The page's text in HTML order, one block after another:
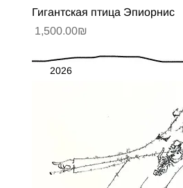
Гигантская птица Эпиорнис
Цена
‏1,500.00 ‏₪
2026